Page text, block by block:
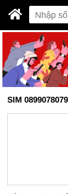
SIM 0899078079